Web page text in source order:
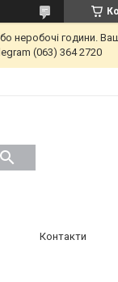
неробочі години.
(063) 364 2720
Контакти